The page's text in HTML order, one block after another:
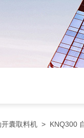
囊取料机 > KNQ300